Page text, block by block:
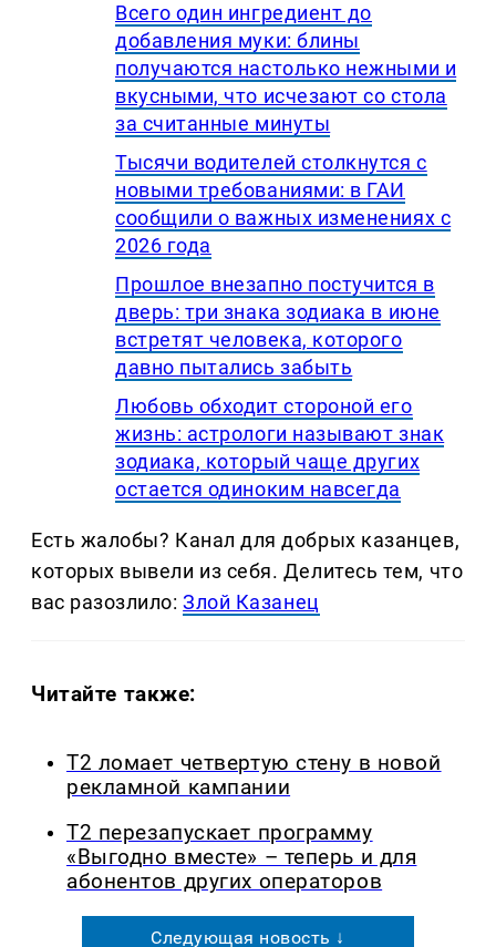
Всего один ингредиент до
добавления муки: блины
получаются настолько нежными и
вкусными, что исчезают со стола
за считанные минуты
Тысячи водителей столкнутся с
новыми требованиями: в ГАИ
сообщили о важных изменениях с
2026 года
Прошлое внезапно постучится в
дверь: три знака зодиака в июне
встретят человека, которого
давно пытались забыть
Любовь обходит стороной его
жизнь: астрологи называют знак
зодиака, который чаще других
остается одиноким навсегда
Есть жалобы? Канал для добрых казанцев,
которых вывели из себя. Делитеcь тем, что
вас разозлило:Злой Казанец
Читайте также:
Т2 ломает четвертую стену в новой
рекламной кампании
Т2 перезапускает программу
«Выгодно вместе» – теперь и для
абонентов других операторов
Следующая новость ↓